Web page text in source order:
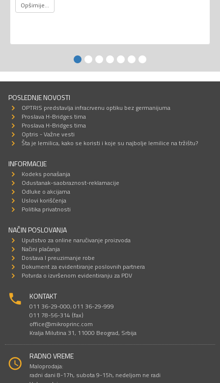
Opširnije...
POSLEDNJE NOVOSTI
OPTRIS predstavlja infracrvenu optiku bez germanijuma
Proslava H-Bridges tima
Proslava H-Bridges tima
Optris - Važne vesti
Šta je lemilica, kako se koristi i koje su najbolje lemilice na tržištu?
INFORMACIJE
Kodeks ponašanja
Odustanak-saobraznost-reklamacije
Odluke o akcijama
Uslovi korišćenja
Politika privatnosti
NAČIN POSLOVANJA
Uputstvo za online naručivanje proizvoda
Načini plaćanja
Dostava I preuzimanje robe
Dokument za evidentiranje poslovnih partnera
Potvrda o izvršenom evidentiranju za PDV
KONTAKT
011 36-29-000; 011 36-29-999
011 78-56-314 (fax)
office@mikroprinc.com
Kralja Milutina 31, 11000 Beograd, Srbija
RADNO VREME
Maloprodaja:
radni dani 8-17h, subota 9-15h, nedeljom ne radi